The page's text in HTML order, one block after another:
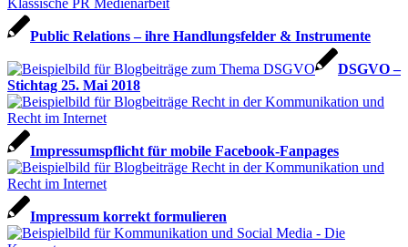
Public Relations – ihre Handlungs­felder & Instru­mente
DSGVO –
Stichtag 25. Mai 2018
Impressumspflicht für mobile Facebook-Fanpages
Impressum korrekt formulieren